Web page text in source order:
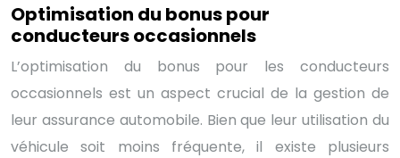
Optimisation du bonus pour
conducteurs occasionnels
L’optimisation du bonus pour les conducteurs
occasionnels est un aspect crucial de la gestion de
leur assurance automobile. Bien que leur utilisation du
véhicule soit moins fréquente, il existe plusieurs